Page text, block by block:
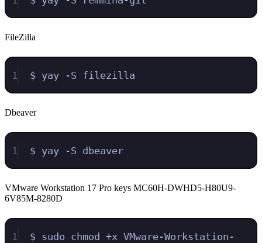
FileZilla
1 $ yay -S filezilla
Dbeaver
1 $ yay -S dbeaver
VMware Workstation 17 Pro keys MC60H-DWHD5-H80U9-
6V85M-8280D
1
$ sudo chmod +x VMware-Workstation-